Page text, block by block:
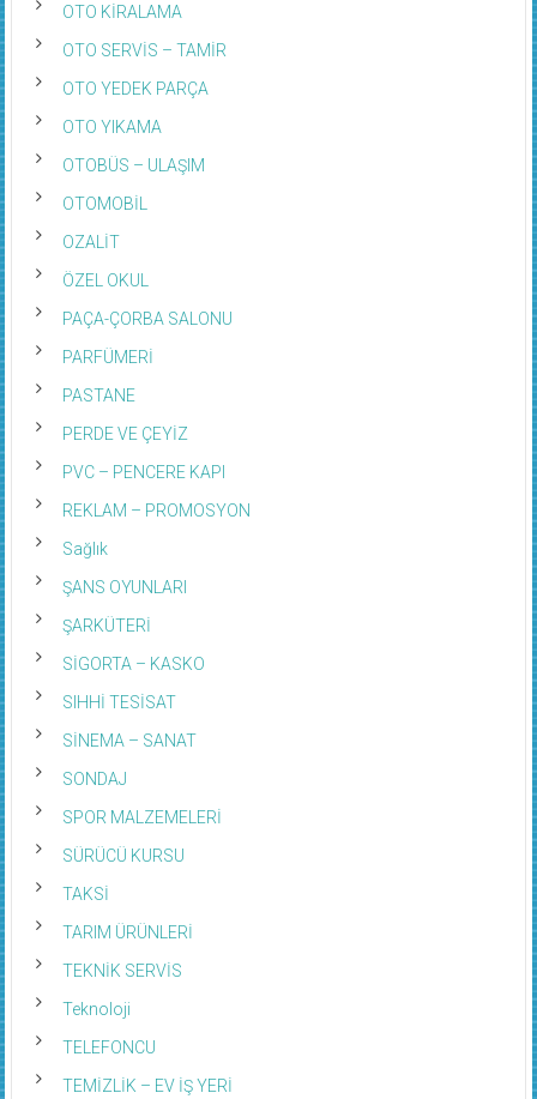
OTO KİRALAMA
OTO SERVİS – TAMİR
OTO YEDEK PARÇA
OTO YIKAMA
OTOBÜS – ULAŞIM
OTOMOBİL
OZALİT
ÖZEL OKUL
PAÇA-ÇORBA SALONU
PARFÜMERİ
PASTANE
PERDE VE ÇEYİZ
PVC – PENCERE KAPI
REKLAM – PROMOSYON
Sağlık
ŞANS OYUNLARI
ŞARKÜTERİ
SİGORTA – KASKO
SIHHİ TESİSAT
SİNEMA – SANAT
SONDAJ
SPOR MALZEMELERİ
SÜRÜCÜ KURSU
TAKSİ
TARIM ÜRÜNLERİ
TEKNİK SERVİS
Teknoloji
TELEFONCU
TEMİZLİK – EV İŞ YERİ